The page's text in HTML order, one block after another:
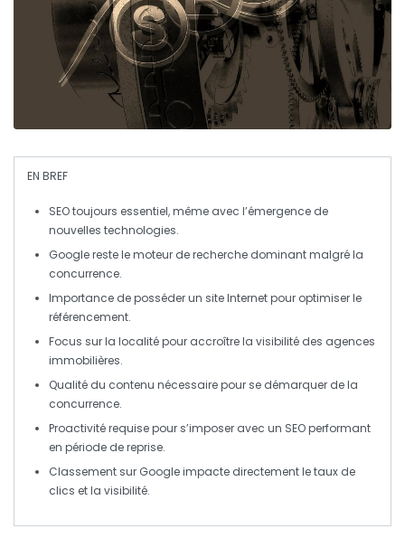
EN BREF
SEOtoujours essentiel, même avec l’émergence de
nouvelles technologies.
Googlereste le moteur de recherche dominant malgré la
concurrence.
Importance de posséder un site Internetpour optimiser le
référencement.
Focus sur la localitépour accroître la visibilité des agences
immobilières.
Qualité du contenu nécessaire pour se démarquer de la
concurrence.
Proactivité requise pour s’imposer avec un SEOperformant
en période de reprise.
Classement sur Google impacte directement le taux de
clics et la visibilité.